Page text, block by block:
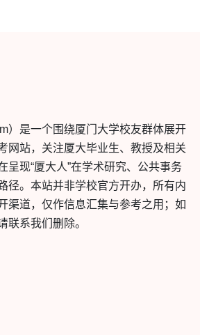
）是一个围绕厦门大学校友群体展开
网站，关注厦大毕业生、教授及相关
呈现“厦大人”在学术研究、公共事务
径。本站并非学校官方开办，所有内
渠道，仅作信息汇集与参考之用；如
联系我们删除。